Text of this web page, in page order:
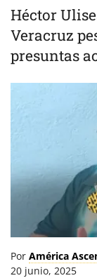
Héctor
Veracruz
presuntas
Por América
20 junio, 2025